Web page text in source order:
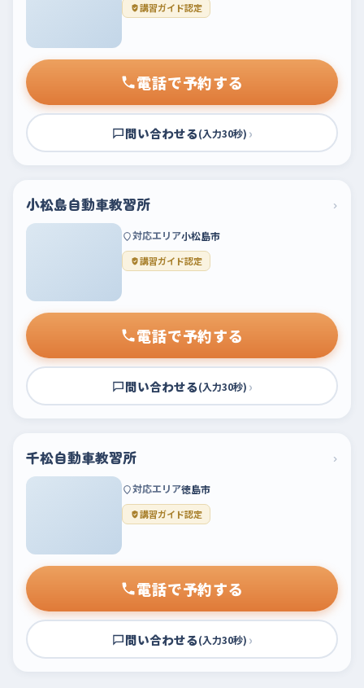
講習ガイド認定
電話で予約する
問い合わせる(入力30秒) ›
小松島自動車教習所 ›
対応エリア小松島市
講習ガイド認定
電話で予約する
問い合わせる(入力30秒) ›
千松自動車教習所 ›
対応エリア徳島市
講習ガイド認定
電話で予約する
問い合わせる(入力30秒) ›